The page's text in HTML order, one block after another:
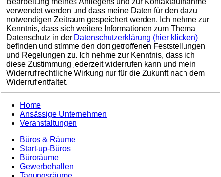
Bearbeitung meines Anliegens und zur Kontaktaufnahme
verwendet werden und dass meine Daten für den dazu
notwendigen Zeitraum gespeichert werden. Ich nehme zur
Kenntnis, dass sich weitere Informationen zum Thema
Datenschutz in der Datenschutzerklärung (hier klicken)
befinden und stimme den dort getroffenen Feststellungen
und Regelungen zu. Ich nehme zur Kenntnis, dass ich
diese Zustimmung jederzeit widerrufen kann und mein
Widerruf rechtliche Wirkung nur für die Zukunft nach dem
Widerruf entfaltet.
Home
Ansässige Unternehmen
Veranstaltungen
Büros & Räume
Start-up-Büros
Büroräume
Gewerbehallen
Tagungsräume